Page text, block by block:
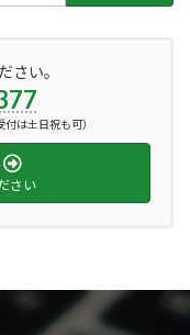
さい。
は土日祝も可）
さい